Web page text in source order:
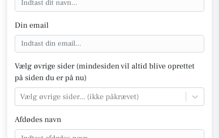
Din email
Vælg øvrige sider (mindesiden vil altid blive oprettet
på siden du er på nu)
Vælg øvrige sider... (ikke påkrævet)
Afdødes navn